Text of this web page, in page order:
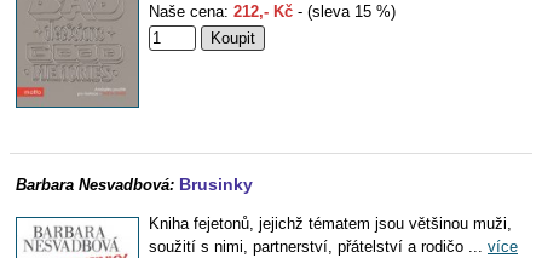
Naše cena: 212,- Kč - (sleva 15 %)
Barbara Nesvadbová: Brusinky
Kniha fejetonů, jejichž tématem jsou většinou muži,
soužití s nimi, partnerství, přátelství a rodičo ... více